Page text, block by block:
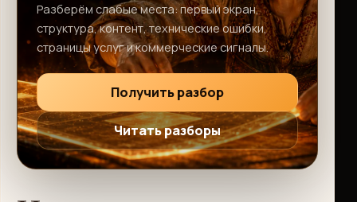
Разберём слабые места: первый экран,
структура, контент, технические ошибки,
страницы услуг и коммерческие сигналы.
Получить разбор
Читать разборы